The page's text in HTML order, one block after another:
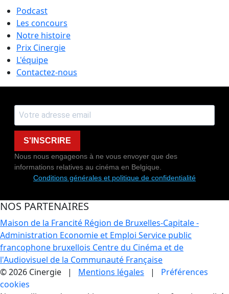
Podcast
Les concours
Notre histoire
Prix Cinergie
L'équipe
Contactez-nous
S'INSCRIRE
Nous nous engageons à ne vous envoyer que des
informations relatives au cinéma en Belgique.
Conditions générales et politique de confidentialité
NOS PARTENAIRES
Maison de la Francité Région de Bruxelles-Capitale -
Administration Economie et Emploi Service public
francophone bruxellois Centre du Cinéma et de
l'Audiovisuel de la Communauté Française
© 2026 Cinergie | Mentions légales | Préférences
cookies